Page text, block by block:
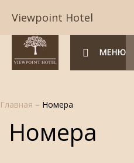
Viewpoint Hotel
МЕНЮ
Главная – Номера
Номера